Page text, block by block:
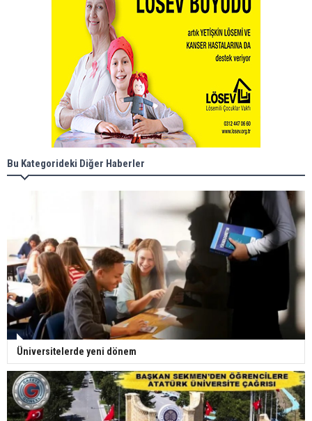
Bu Kategorideki Diğer Haberler
Üniversitelerde yeni dönem